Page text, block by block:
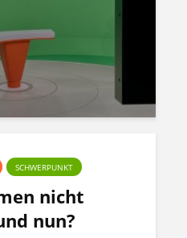
SCHWERPUNKT
nicht
nun?